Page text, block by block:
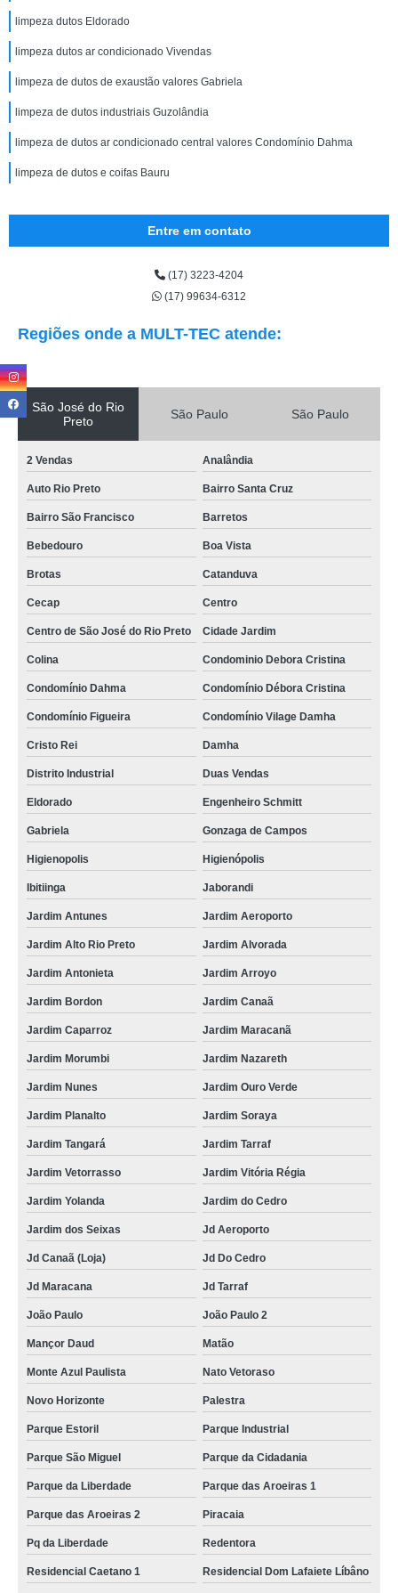
limpeza dutos Eldorado
limpeza dutos ar condicionado Vivendas
limpeza de dutos de exaustão valores Gabriela
limpeza de dutos industriais Guzolândia
limpeza de dutos ar condicionado central valores Condomínio Dahma
limpeza de dutos e coifas Bauru
Entre em contato
(17) 3223-4204
(17) 99634-6312
Regiões onde a MULT-TEC atende:
São José do Rio
Preto
São Paulo São Paulo
2 Vendas Analândia
Auto Rio Preto Bairro Santa Cruz
Bairro São Francisco Barretos
Bebedouro Boa Vista
Brotas Catanduva
Cecap Centro
Centro de São José do Rio Preto Cidade Jardim
Colina Condominio Debora Cristina
Condomínio Dahma Condomínio Débora Cristina
Condomínio Figueira Condomínio Vilage Damha
Cristo Rei Damha
Distrito Industrial Duas Vendas
Eldorado Engenheiro Schmitt
Gabriela Gonzaga de Campos
Higienopolis Higienópolis
Ibitiinga Jaborandi
Jardim Antunes Jardim Aeroporto
Jardim Alto Rio Preto Jardim Alvorada
Jardim Antonieta Jardim Arroyo
Jardim Bordon Jardim Canaã
Jardim Caparroz Jardim Maracanã
Jardim Morumbi Jardim Nazareth
Jardim Nunes Jardim Ouro Verde
Jardim Planalto Jardim Soraya
Jardim Tangará Jardim Tarraf
Jardim Vetorrasso Jardim Vitória Régia
Jardim Yolanda Jardim do Cedro
Jardim dos Seixas Jd Aeroporto
Jd Canaã (Loja) Jd Do Cedro
Jd Maracana Jd Tarraf
João Paulo João Paulo 2
Mançor Daud Matão
Monte Azul Paulista Nato Vetoraso
Novo Horizonte Palestra
Parque Estoril Parque Industrial
Parque São Miguel Parque da Cidadania
Parque da Liberdade Parque das Aroeiras 1
Parque das Aroeiras 2 Piracaia
Pq da Liberdade Redentora
Residencial Caetano 1 Residencial Dom Lafaiete Líbâno